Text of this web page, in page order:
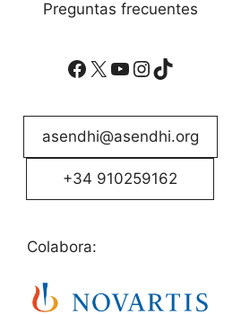
Preguntas frecuentes
Facebook
X YouTube
Instagram
TikTok
asendhi@asendhi.org
+34 910259162
Colabora: